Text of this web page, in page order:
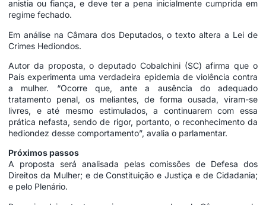
anistia ou fiança, e deve ter a pena inicialmente cumprida em
regime fechado.
Em análise na Câmara dos Deputados, o texto altera a Lei de
Crimes Hediondos.
Autor da proposta, o deputado Cobalchini (SC) afirma que o
País experimenta uma verdadeira epidemia de violência contra
a mulher. “Ocorre que, ante a ausência do adequado
tratamento penal, os meliantes, de forma ousada, viram-se
livres, e até mesmo estimulados, a continuarem com essa
prática nefasta, sendo de rigor, portanto, o reconhecimento da
hediondez desse comportamento”, avalia o parlamentar.
Próximos passos
A proposta será analisada pelas comissões de Defesa dos
Direitos da Mulher; e de Constituição e Justiça e de Cidadania;
e pelo Plenário.